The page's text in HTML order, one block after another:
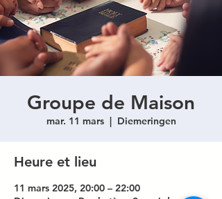
Groupe de Maison
mar. 11 mars
  |
Diemeringen
Heure et lieu
11 mars 2025, 20:00 – 22:00